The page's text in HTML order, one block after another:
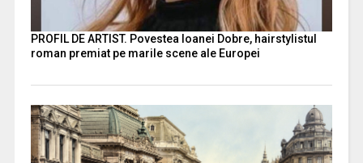
PROFIL DE ARTIST. Povestea Ioanei Dobre, hairstylistul
roman premiat pe marile scene ale Europei